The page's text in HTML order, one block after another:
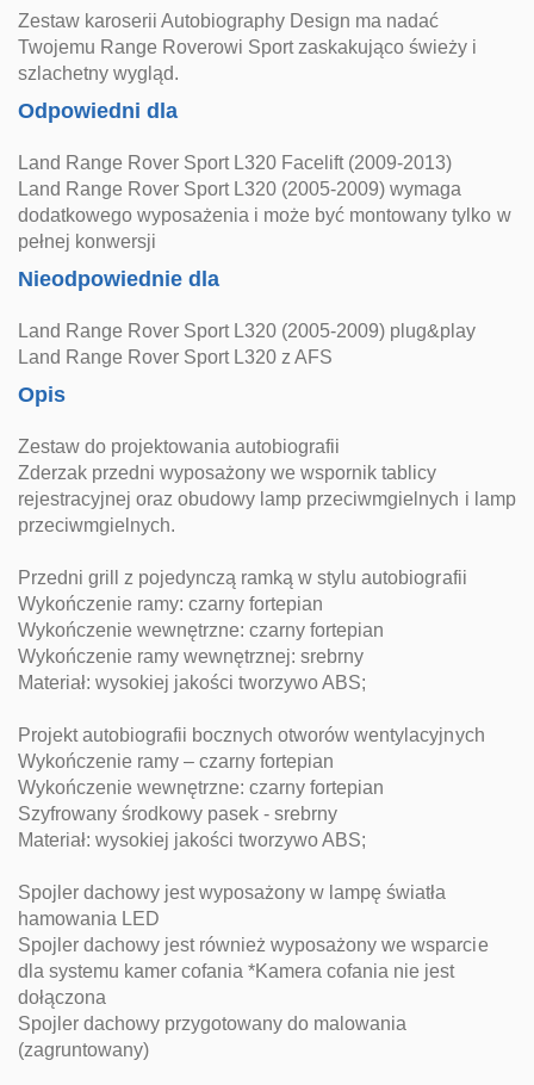
Zestaw karoserii Autobiography Design ma nadać
Twojemu Range Roverowi Sport zaskakująco świeży i
szlachetny wygląd.
Odpowiedni dla
Land Range Rover Sport L320 Facelift (2009-2013)
Land Range Rover Sport L320 (2005-2009) wymaga
dodatkowego wyposażenia i może być montowany tylko w
pełnej konwersji
Nieodpowiednie dla
Land Range Rover Sport L320 (2005-2009) plug&play
Land Range Rover Sport L320 z AFS
Opis
Zestaw do projektowania autobiografii
Zderzak przedni wyposażony we wspornik tablicy
rejestracyjnej oraz obudowy lamp przeciwmgielnych i lamp
przeciwmgielnych.
Przedni grill z pojedynczą ramką w stylu autobiografii
Wykończenie ramy: czarny fortepian
Wykończenie wewnętrzne: czarny fortepian
Wykończenie ramy wewnętrznej: srebrny
Materiał: wysokiej jakości tworzywo ABS;
Projekt autobiografii bocznych otworów wentylacyjnych
Wykończenie ramy – czarny fortepian
Wykończenie wewnętrzne: czarny fortepian
Szyfrowany środkowy pasek - srebrny
Materiał: wysokiej jakości tworzywo ABS;
Spojler dachowy jest wyposażony w lampę światła
hamowania LED
Spojler dachowy jest również wyposażony we wsparcie
dla systemu kamer cofania *Kamera cofania nie jest
dołączona
Spojler dachowy przygotowany do malowania
(zagruntowany)